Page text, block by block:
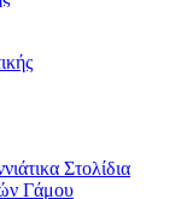
Στολίδια
Γάμου